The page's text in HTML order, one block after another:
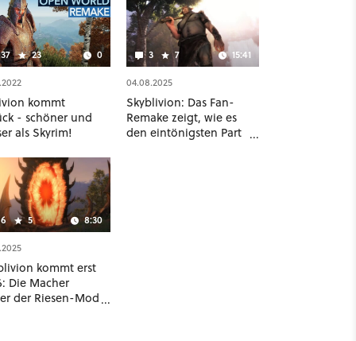
23 0
kommt
- schöner und
als Skyrim!
3 7 15:41
04.08.2025
Skyblivion: Das Fan-
Remake zeigt, wie es
den eintönigsten Part
5 8:30
kommt erst
Die Macher
der Riesen-Mod